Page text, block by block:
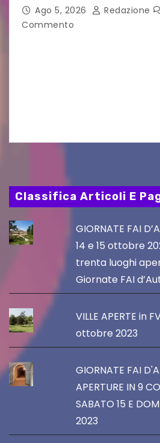
Ago 5, 2026 Redazione
Commento
Classifica Articoli E
GIORNATE FAI
14 e 15 ottobre
trenta luoghi
Giornate FAI
VILLE APERTE in
ottobre 2023
GIORNATE FAI
APERTURE IN 9
SABATO 15 E
2023